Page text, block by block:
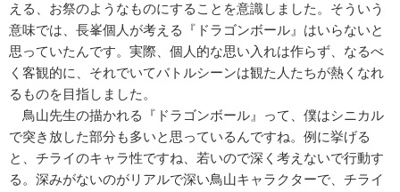
える、お祭のようなものにすることを意識しました。そういう
意味では、長峯個人が考える『ドラゴンボール』はいらないと
思っていたんです。実際、個人的な思い入れは作らず、なるべ
く客観的に、それでいてバトルシーンは観た人たちが熱くなれ
るものを目指しました。
鳥山先生の描かれる『ドラゴンボール』って、僕はシニカル
で突き放した部分も多いと思っているんですね。例に挙げる
と、チライのキャラ性ですね、若いので深く考えないで行動す
る。深みがないのがリアルで深い鳥山キャラクターで、チライ